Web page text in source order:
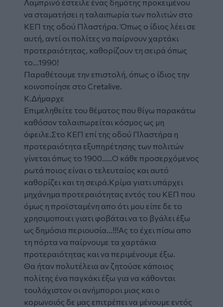
Λαμπρινό έστειλε ένας δημότης προκειμένου
να σταματήσει η ταλαιπωρία των πολιτών στο
ΚΕΠ της οδού Πλαστήρα. Όπως ο ίδιος λέει σε
αυτή, αντί οι πολίτες να παίρνουν χαρτάκι
προτεραιότητας, καθορίζουν τη σειρά όπως
το...1990!
Παραθέτουμε την επιστολή, όπως ο ίδιος την
κοινοποίησε στο Cretalive.
Κ.Δήμαρχε
Επιμεληθείτε του θέματος που θίγω παρακάτω
καθόσον ταλαιπωρείται κόσμος ως μη
όφειλε.Στο ΚΕΠ επί της οδού Πλαστήρα η
προτεραιότητα εξυπηρέτησης των πολιτών
γίνεται όπως το 1900.....Ο κάθε προσερχόμενος
ρωτά ποιος είναι ο τελευταίος και αυτό
καθορίζει και τη σειρά.Κρίμα γιατι υπάρχει
μηχάνημα προτεραιότητας εντός του ΚΕΠ που
όμως η προϊσταμένη απο ότι μου είπε δε το
χρησιμοποιει γιατι φοβάται να το βγάλει έξω
ως δημόσια περιουσία...!!!Ας το έχει πίσω απο
τη πόρτα να παίρνουμε τα χαρτάκια
προτεραιότητας και να περιμένουμε έξω.
Θα ήταν πολυτέλεια αν ζητούσε κάποιος
πολίτης ένα παγκάκι έξω για να κάθονται
τουλάχιστον οι ανήμποροι μιας και ο
κορωνοιός δε μας επιτρέπει να μένουμε εντός